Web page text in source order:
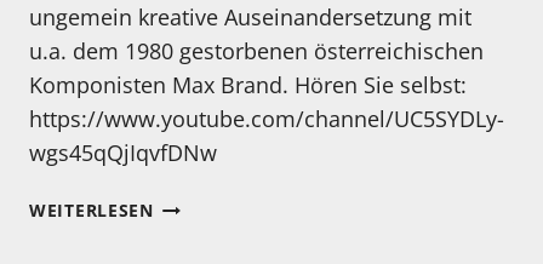
ungemein kreative Auseinandersetzung mit
u.a. dem 1980 gestorbenen österreichischen
Komponisten Max Brand. Hören Sie selbst:
https://www.youtube.com/channel/UC5SYDLy-
wgs45qQjIqvfDNw
WEITERLESENMEIN